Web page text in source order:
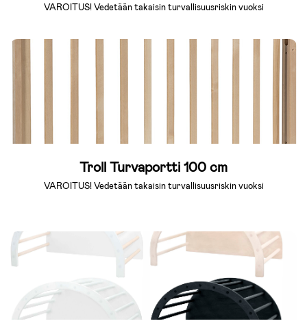
VAROITUS! Vedetään takaisin turvallisuusriskin vuoksi
Troll Turvaportti 100 cm
VAROITUS! Vedetään takaisin turvallisuusriskin vuoksi